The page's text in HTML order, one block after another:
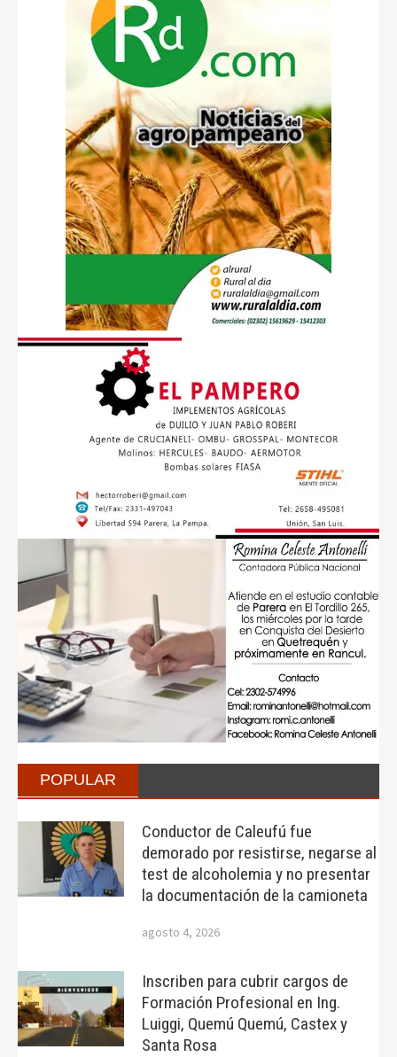
POPULAR
Conductor de Caleufú fue
demorado por resistirse, negarse al
test de alcoholemia y no presentar
la documentación de la camioneta
agosto 4, 2026
Inscriben para cubrir cargos de
Formación Profesional en Ing.
Luiggi, Quemú Quemú, Castex y
Santa Rosa